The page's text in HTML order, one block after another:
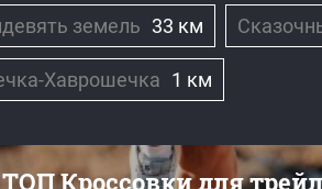
земель 33 км
Хаврошечка 1 км
ТОП Кроссовки для